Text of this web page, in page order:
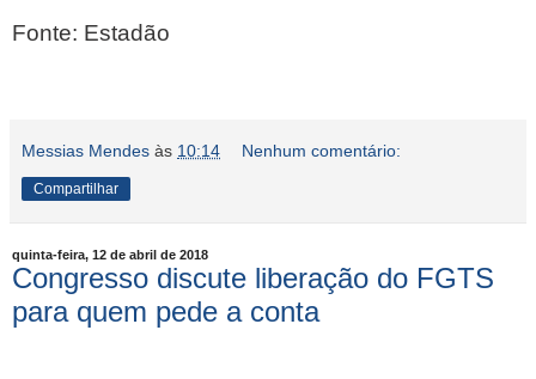
Fonte: Estadão
Messias Mendes às 10:14 Nenhum comentário:
Compartilhar
quinta-feira, 12 de abril de 2018
Congresso discute liberação do FGTS
para quem pede a conta